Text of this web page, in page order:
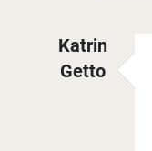
Katrin
Getto